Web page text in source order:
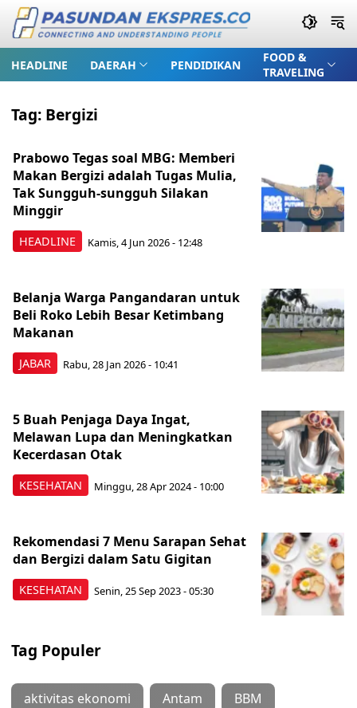
HEADLINE DAERAH PENDIDIKAN
FOOD &
TRAVELING
Tag: Bergizi
HEADLINE
Prabowo Tegas soal MBG: Memberi
Makan Bergizi adalah Tugas Mulia,
Tak Sungguh-sungguh Silakan
Minggir
Kamis, 4 Jun 2026 - 12:48
JABAR
Belanja Warga Pangandaran untuk
Beli Roko Lebih Besar Ketimbang
Makanan
Rabu, 28 Jan 2026 - 10:41
KESEHATAN
5 Buah Penjaga Daya Ingat,
Melawan Lupa dan Meningkatkan
Kecerdasan Otak
Minggu, 28 Apr 2024 - 10:00
KESEHATAN
Rekomendasi 7 Menu Sarapan Sehat
dan Bergizi dalam Satu Gigitan
Senin, 25 Sep 2023 - 05:30
Tag Populer
aktivitas ekonomi Antam BBM